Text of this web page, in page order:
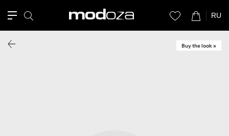
RU
Buy the look »